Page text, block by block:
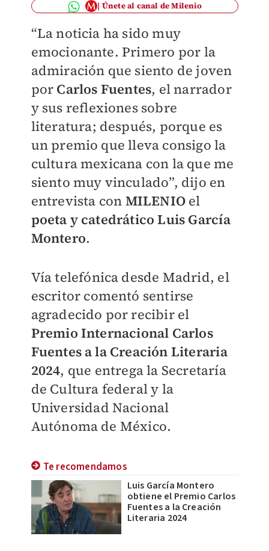
Únete al canal de Milenio
“La noticia ha sido muy
emocionante. Primero por la
admiración que siento de joven
por Carlos Fuentes, el narrador
y sus reflexiones sobre
literatura; después, porque es
un premio que lleva consigo la
cultura mexicana con la que me
siento muy vinculado”, dijo en
entrevista con MILENIO el
poeta y catedrático Luis García
Montero.
Vía telefónica desde Madrid, el
escritor comentó sentirse
agradecido por recibir el
Premio Internacional Carlos
Fuentes a la Creación Literaria
2024, que entrega la Secretaría
de Cultura federal y la
Universidad Nacional
Autónoma de México.
Te recomendamos
Luis García Montero
obtiene el Premio Carlos
Fuentes a la Creación
Literaria 2024